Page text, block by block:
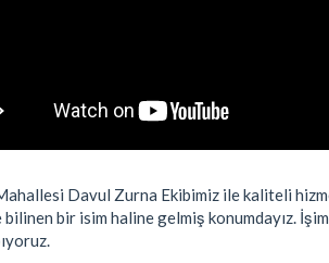
Davul Zurna Ekibimiz ile kaliteli
bilinen bir isim haline gelmiş konumdayız.